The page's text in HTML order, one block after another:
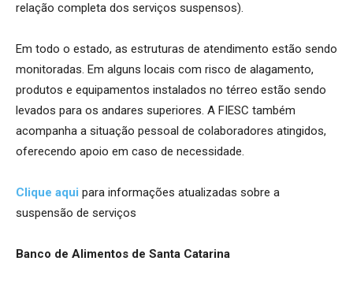
relação completa dos serviços suspensos).
Em todo o estado, as estruturas de atendimento estão sendo
monitoradas. Em alguns locais com risco de alagamento,
produtos e equipamentos instalados no térreo estão sendo
levados para os andares superiores. A FIESC também
acompanha a situação pessoal de colaboradores atingidos,
oferecendo apoio em caso de necessidade.
Clique aqui para informações atualizadas sobre a
suspensão de serviços
Banco de Alimentos de Santa Catarina